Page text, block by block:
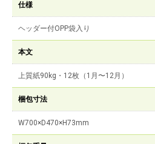
仕様
ヘッダー付OPP袋入り
本文
上質紙90kg・12枚（1月〜12月）
梱包寸法
W700×D470×H73mm